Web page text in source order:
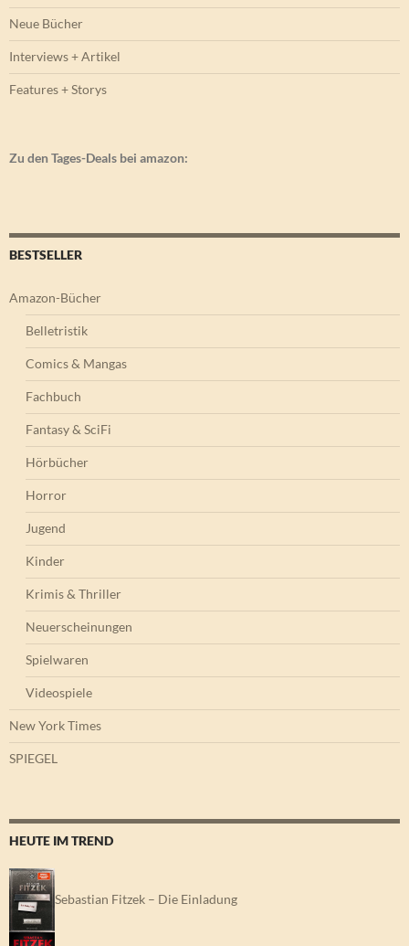
Neue Bücher
Interviews + Artikel
Features + Storys
Zu den Tages-Deals bei amazon:
BESTSELLER
Amazon-Bücher
Belletristik
Comics & Mangas
Fachbuch
Fantasy & SciFi
Hörbücher
Horror
Jugend
Kinder
Krimis & Thriller
Neuerscheinungen
Spielwaren
Videospiele
New York Times
SPIEGEL
HEUTE IM TREND
Sebastian Fitzek – Die Einladung